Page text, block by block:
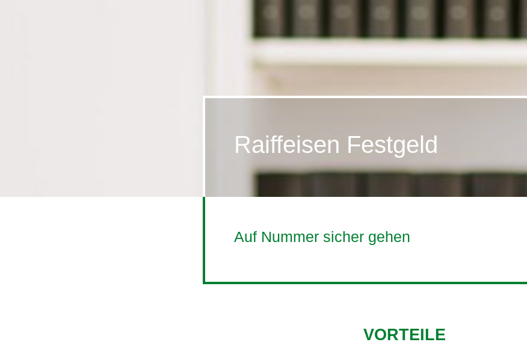
Raiffeisen Festgeld
Auf Nummer sicher gehen
VORTEILE